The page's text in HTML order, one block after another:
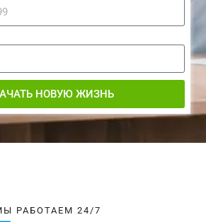
НОВУЮ ЖИЗНЬ
РАБОТАЕМ 24/7